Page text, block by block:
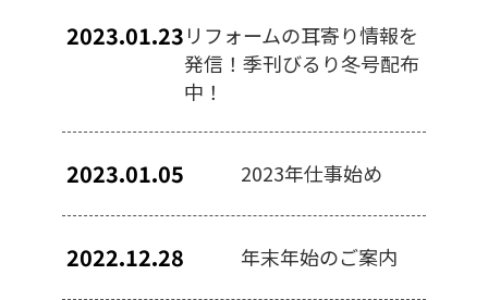
2023.01.23リフォームの耳寄り情報を
発信！季刊びるり冬号配布
中！
2023.01.05 2023年仕事始め
2022.12.28 年末年始のご案内